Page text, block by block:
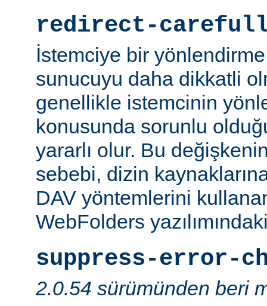
redirect-
İstemciye bir
sunucuyu daha dikkatli
genellikle istemcinin
konusunda sorunlu
yararlı olur. Bu
sebebi, dizin
DAV yöntemlerini
WebFolders
suppress-error-
2.0.54 sürümünden beri